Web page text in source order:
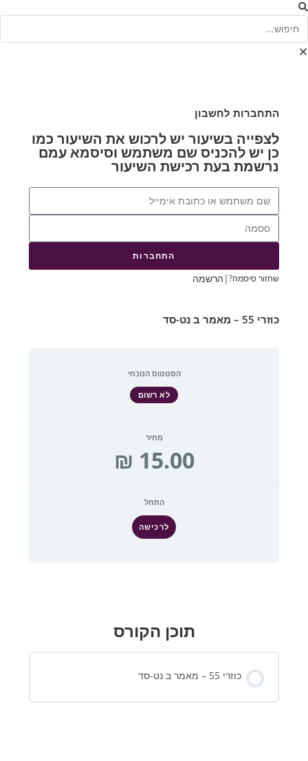
התחברות לחשבון
לצפייה בשיעור יש לרכוש את השיעור כמו
כן יש להכניס שם משתמש וסיסמא עמם
נרשמת בעת רכישת השיעור
התחברות
שחזור סיסמה?| הרשמה
כוזרי 55 – מאמר ב נט-סד
הסטטוס הנוכחי
לא רשום
מחיר
התחל
לרכישה
תוכן הקורס
כוזרי 55 – מאמר ב נט-סד